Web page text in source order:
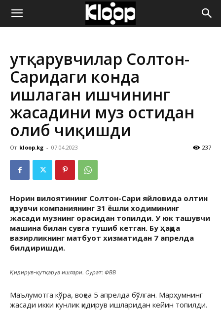
ҚИРҒИЗИСТОН
ЯНГИЛИКЛАРИ
Қутқарувчилар Солтон-
Саридаги конда
ишлаган ишчининг
жасадини муз остидан
олиб чиқишди
От kloop.kg - 07.04.2023 237
Норин вилоятининг Солтон-Сари яйловида олтин
қазувчи компаниянинг 31 ёшли ходимининг
жасади музнинг орасидан топилди. У юк ташувчи
машина билан сувга тушиб кетган. Бу ҳақда
вазирликнинг матбуот хизматидан 7 апрелда
билдиришди.
Қидирув-қутқарув ишлари. Сурат: ФВВ
Маълумотга кўра, воқеа 5 апрелда бўлган. Марҳумнинг
жасади икки кунлик қидирув ишларидан кейин топилди.